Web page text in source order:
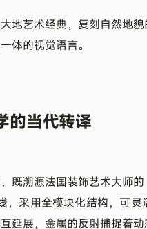
地艺术经典，复刻自然地
体的视觉语言。
的当代转译
既溯源法国装饰艺术大师
采用全模块化结构，可
延展，金属的反射捕捉着动